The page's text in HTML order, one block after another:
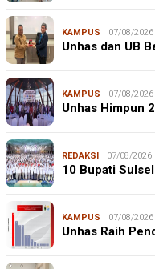
KAMPUS 07/08/2026
Unhas dan UB
KAMPUS 07/08/2026
Unhas Himpun
REDAKSI 07/08/2026
10 Bupati
KAMPUS 07/08/2026
Unhas Raih